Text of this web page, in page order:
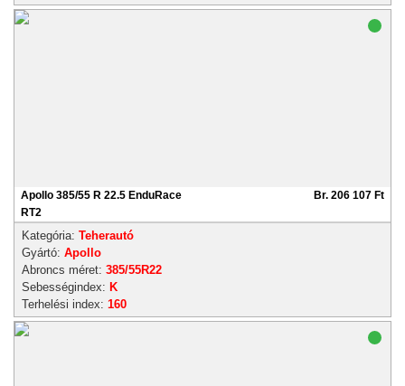
Apollo 385/55 R 22.5 EnduRace
RT2
Br. 206 107 Ft
Kategória: Teherautó
Gyártó: Apollo
Abroncs méret: 385/55R22
Sebességindex: K
Terhelési index: 160